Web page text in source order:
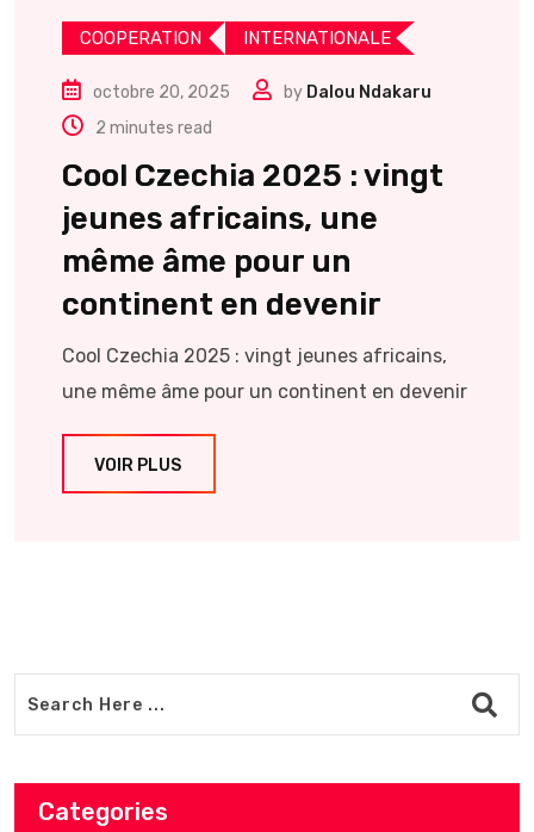
COOPERATION INTERNATIONALE
octobre 20, 2025 by Dalou Ndakaru
2 minutes read
Cool Czechia 2025 : vingt
jeunes africains, une
même âme pour un
continent en devenir
Cool Czechia 2025 : vingt jeunes africains,
une même âme pour un continent en devenir
VOIR PLUS
Categories